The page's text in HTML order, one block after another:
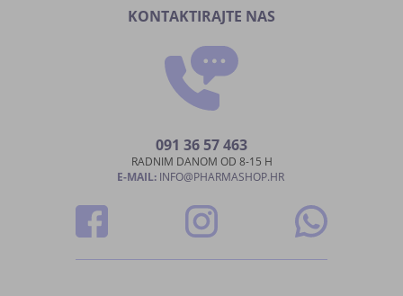
KONTAKTIRAJTE NAS
091 36 57 463
RADNIM DANOM OD 8-15 H
E-MAIL: INFO@PHARMASHOP.HR